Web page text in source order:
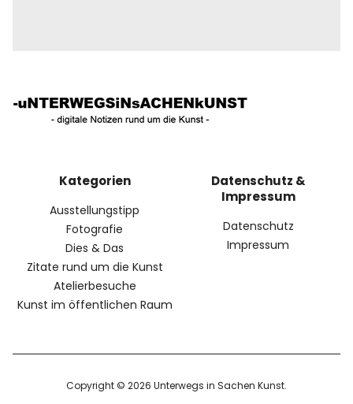
Kategorien
Ausstellungstipp
Fotografie
Dies & Das
Zitate rund um die Kunst
Atelierbesuche
Kunst im öffentlichen Raum
Datenschutz &
Impressum
Datenschutz
Impressum
Copyright © 2026 Unterwegs in Sachen Kunst